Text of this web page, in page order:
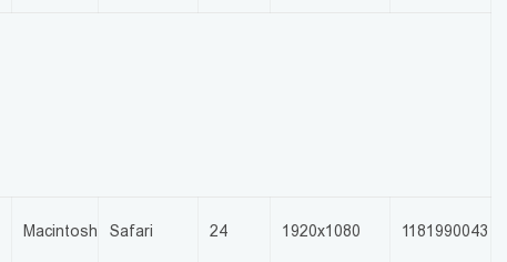
Macintosh Safari 24 1920x1080 1181990043